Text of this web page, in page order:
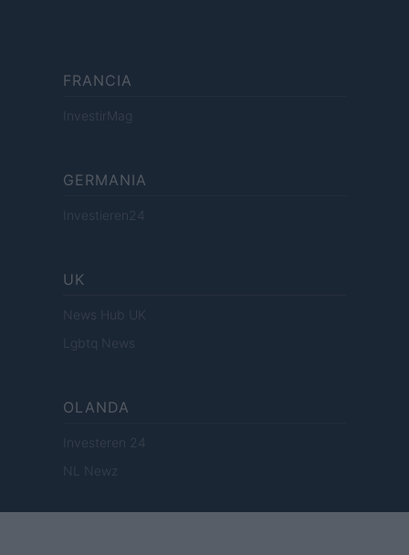
FRANCIA
InvestirMag
GERMANIA
Investieren24
UK
News Hub UK
Lgbtq News
OLANDA
Investeren 24
NL Newz